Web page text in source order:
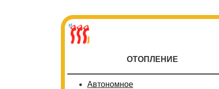
ОТОПЛЕНИЕ
Автономное